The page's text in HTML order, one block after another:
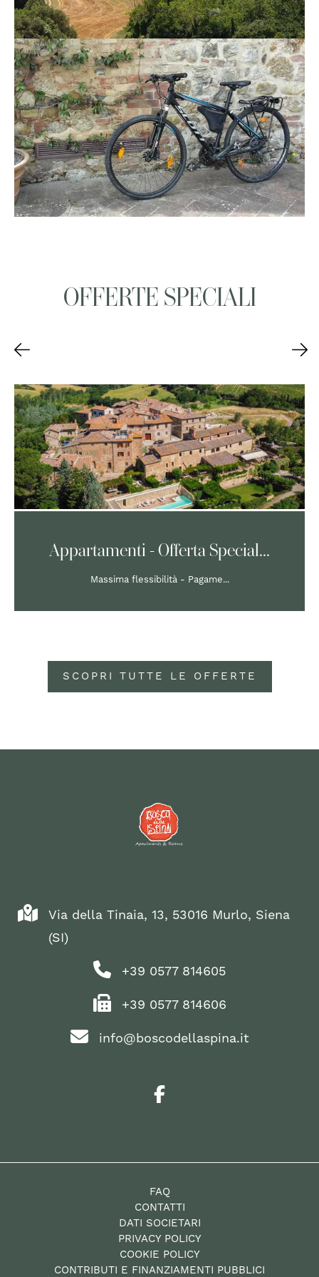
OFFERTE SPECIALI
Appartamenti - Offerta Special...
Massima flessibilità - Pagame...
SCOPRI TUTTE LE OFFERTE
Via della Tinaia, 13, 53016 Murlo, Siena
(SI)
+39 0577 814605
+39 0577 814606
info@boscodellaspina.it
FAQ
CONTATTI
DATI SOCIETARI
PRIVACY POLICY
COOKIE POLICY
CONTRIBUTI E FINANZIAMENTI PUBBLICI